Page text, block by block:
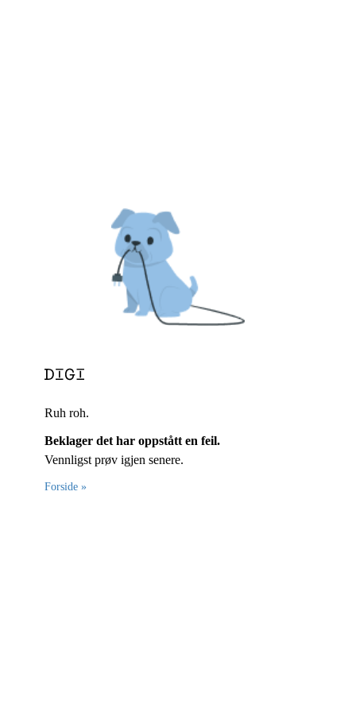
Ruh roh.
Beklager det har oppstått en feil.
Vennligst prøv igjen senere.
Forside »